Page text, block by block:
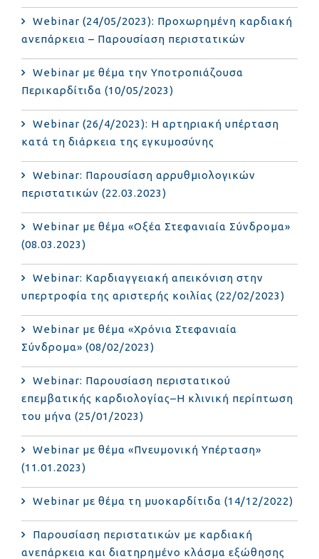
Webinar (24/05/2023): Προχωρημένη καρδιακή
ανεπάρκεια – Παρουσίαση περιστατικών
Webinar με θέμα την Υποτροπιάζουσα
Περικαρδίτιδα (10/05/2023)
Webinar (26/4/2023): Η αρτηριακή υπέρταση
κατά τη διάρκεια της εγκυμοσύνης
Webinar: Παρουσίαση αρρυθμιολογικών
περιστατικών (22.03.2023)
Webinar με θέμα «Οξέα Στεφανιαία Σύνδρομα»
(08.03.2023)
Webinar: Καρδιαγγειακή απεικόνιση στην
υπερτροφία της αριστερής κοιλίας (22/02/2023)
Webinar με θέμα «Χρόνια Στεφανιαία
Σύνδρομα» (08/02/2023)
Webinar: Παρουσίαση περιστατικού
επεμβατικής καρδιολογίας–Η κλινική περίπτωση
του μήνα (25/01/2023)
Webinar με θέμα «Πνευμονική Υπέρταση»
(11.01.2023)
Webinar με θέμα τη μυοκαρδίτιδα (14/12/2022)
Παρουσίαση περιστατικών με καρδιακή
ανεπάρκεια και διατηρημένο κλάσμα εξώθησης